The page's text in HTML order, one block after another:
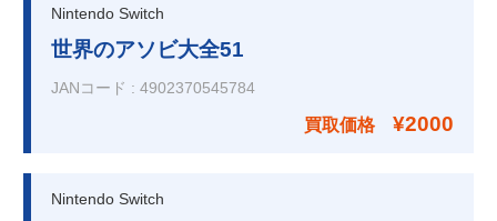
Nintendo Switch
世界のアソビ大全51
JANコード : 4902370545784
買取価格 ¥2000
Nintendo Switch